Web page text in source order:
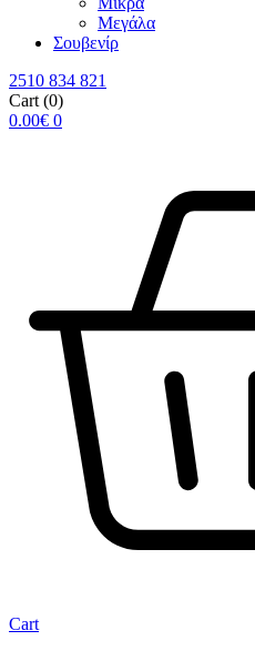
Μεγάλα
Σουβενίρ
2510 834 821
Cart (0)
0.00€ 0
Cart